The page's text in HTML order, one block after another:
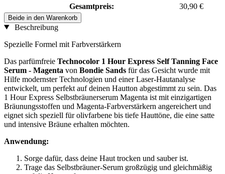
Gesamtpreis:
30,90 €
Beide in den Warenkorb
Beschreibung
Spezielle Formel mit Farbverstärkern
Das parfümfreie Technocolor 1 Hour Express Self Tanning Face
Serum - Magenta von Bondie Sands für das Gesicht wurde mit
Hilfe modernster Technologien und einer Laser-Hautanalyse
entwickelt, um perfekt auf deinen Hautton abgestimmt zu sein. Das
1 Hour Express Selbstbräunerserum Magenta ist mit einzigartigen
Bräunungsstoffen und Magenta-Farbverstärkern angereichert und
eignet sich speziell für olivfarbene bis tiefe Hauttöne, die eine satte
und intensive Bräune erhalten möchten.
Anwendung:
Sorge dafür, dass deine Haut trocken und sauber ist.
Trage das Selbstbräuner-Serum großzügig und gleichmäßig